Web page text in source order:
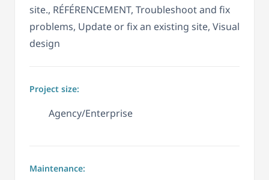
site., RÉFÉRENCEMENT, Troubleshoot and fix
problems, Update or fix an existing site, Visual
design
Project size:
Agency/Enterprise
Maintenance: